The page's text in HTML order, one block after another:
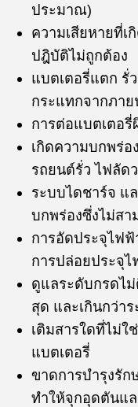
ประมาณ)
ความเสียหายที่เ
ปฎิบัติไม่ถูกต้อง
แบตเตอรี่แตก รั่
กระแทกจากภาย
การต่อแบตเตอรี่
เกิดความบกพร่อ
รถยนต์รั่ว ไฟลัด
ระบบไดชาร์จ แ
บกพร่องซึ่งไม่สา
การอัดประจุไฟฟ้
การปล่อยประจุไ
ดูแลระดับกรดไ
สุด และเกินกว่า
เติมสารใดที่ไม่
แบตเตอรี่
ขาดการบำรุงรัก
ทำให้จุกอุดตันแ